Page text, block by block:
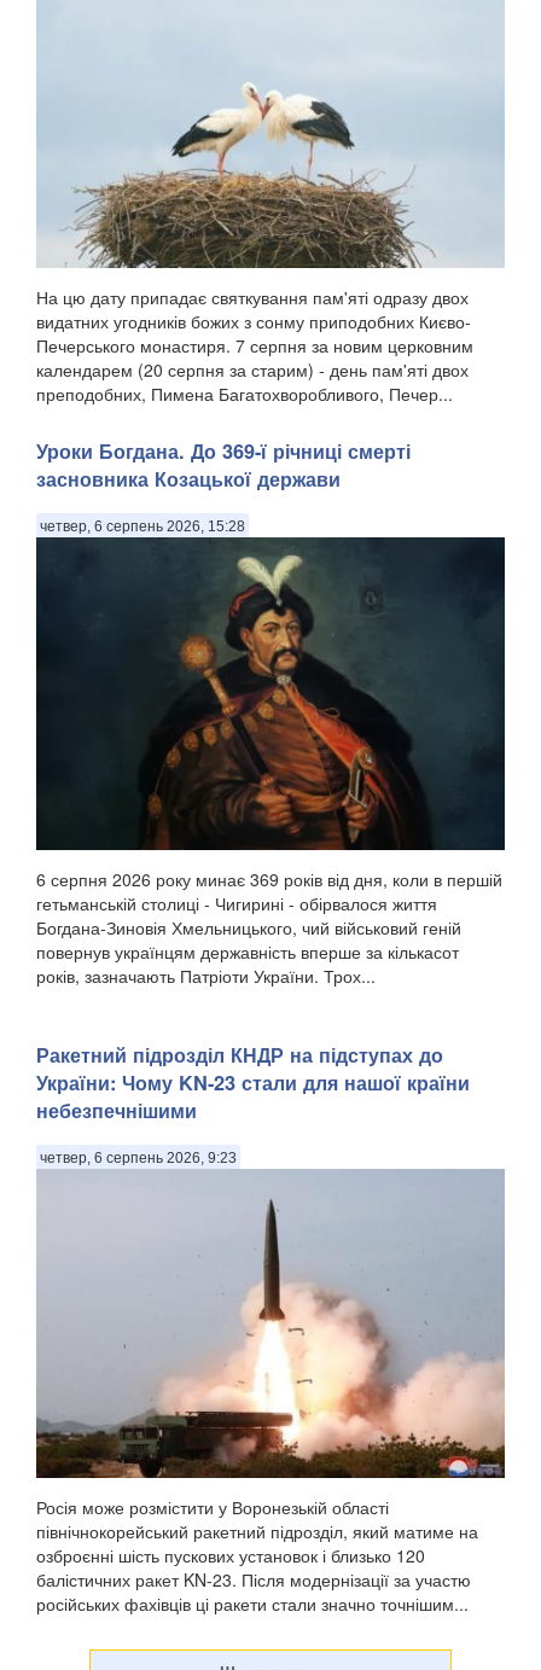
На цю дату припадає святкування пам'яті одразу двох
видатних угодників божих з сонму приподобних Києво-
Печерського монастиря. 7 серпня за новим церковним
календарем (20 серпня за старим) - день пам'яті двох
преподобних, Пимена Багатохворобливого, Печер...
Уроки Богдана. До 369-ї річниці смерті
засновника Козацької держави
четвер, 6 серпень 2026, 15:28
6 серпня 2026 року минає 369 років від дня, коли в першій
гетьманській столиці - Чигирині - обірвалося життя
Богдана-Зиновія Хмельницького, чий військовий геній
повернув українцям державність вперше за кількасот
років, зазначають Патріоти України. Трох...
Ракетний підрозділ КНДР на підступах до
України: Чому KN-23 стали для нашої країни
небезпечнішими
четвер, 6 серпень 2026, 9:23
Росія може розмістити у Воронезькій області
північнокорейський ракетний підрозділ, який матиме на
озброєнні шість пускових установок і близько 120
балістичних ракет KN-23. Після модернізації за участю
російських фахівців ці ракети стали значно точнішим...